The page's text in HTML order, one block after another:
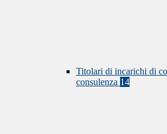
Titolari di incarichi di
consulenza 14